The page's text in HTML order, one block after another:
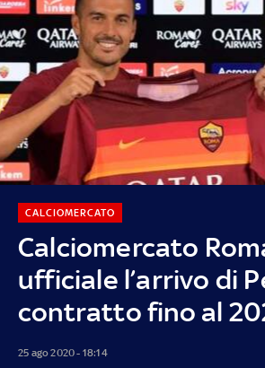
Calciomercato
ufficiale l’arrivo di
contratto fino al
CALCIOMERCATO
25 ago 2020 - 18:14